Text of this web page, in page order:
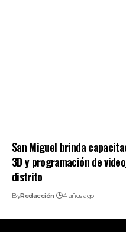
San Miguel brinda
3D y programación de
distrito
ByRedacción 4 años ago